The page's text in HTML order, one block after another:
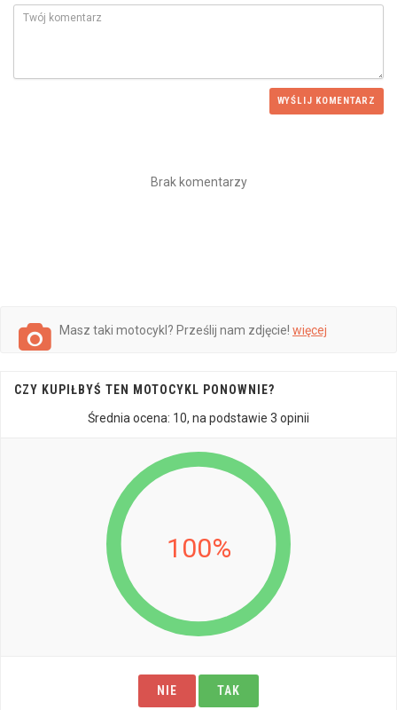
WYŚLIJ KOMENTARZ
Brak komentarzy
Masz taki motocykl? Prześlij nam zdjęcie! więcej
CZY KUPIŁBYŚ TEN MOTOCYKL PONOWNIE?
Średnia ocena: 10, na podstawie 3 opinii
100%
NIE TAK